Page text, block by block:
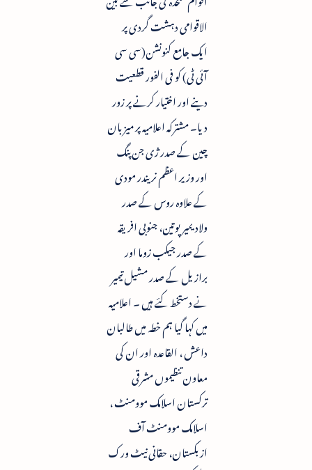
الاقوامی دہشت گردی پر
ایک جامع کنونشن(سی سی
آئی ٹی) کو فی الفور قطعیت
دینے اور اختیار کرنے پر زور
دیا۔ مشترکہ اعلامیہ پر میزبان
چین کے صدر ژی جن پنگ
اور وزیر اعظم نریندر مودی
کے علاوہ روس کے صدر
ولادیمیرپوتین، جنوبی افریقہ
کے صدر جیکب زوما اور
برازیل کے صدر مشیل تیمیر
نے دستخط کئے ہیں ۔ اعلامیہ
میں کہا گیا ہم خطہ میں طالبان
داعش ، القاعدہ اور ان کی
معاون تنظیموں مشرقی
ترکستان اسلامک موومنٹ ،
اسلامک موومنٹ آف
ازبکستان، حقانی نیٹ ورک